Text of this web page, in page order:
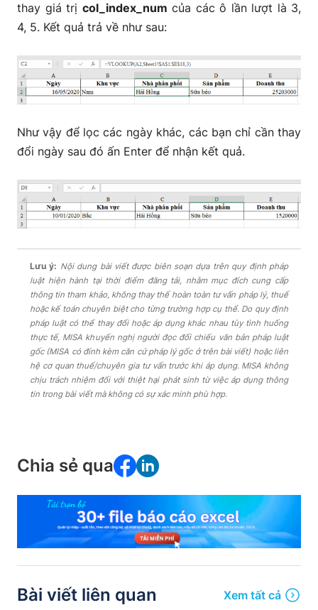
thay giá trị col_index_num của các ô lần lượt là 3,
4, 5. Kết quả trả về như sau:
Như vậy để lọc các ngày khác, các bạn chỉ cần thay
đổi ngày sau đó ấn Enter để nhận kết quả.
Lưu ý: Nội dung bài viết được biên soạn dựa trên quy định pháp
luật hiện hành tại thời điểm đăng tải, nhằm mục đích cung cấp
thông tin tham khảo, không thay thế hoàn toàn tư vấn pháp lý, thuế
hoặc kế toán chuyên biệt cho từng trường hợp cụ thể. Do quy định
pháp luật có thể thay đổi hoặc áp dụng khác nhau tùy tình huống
thực tế, MISA khuyến nghị người đọc đối chiếu văn bản pháp luật
gốc (MISA có đính kèm căn cứ pháp lý gốc ở trên bài viết) hoặc liên
hệ cơ quan thuế/chuyên gia tư vấn trước khi áp dụng. MISA không
chịu trách nhiệm đối với thiệt hại phát sinh từ việc áp dụng thông
tin trong bài viết mà không có sự xác minh phù hợp.
Chia sẻ qua
Bài viết liên quan Xem tất cả